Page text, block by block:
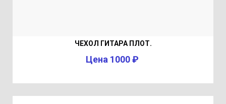
ЧЕХОЛ ГИТАРА ПЛОТ.
Цена 1000 ₽